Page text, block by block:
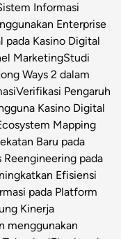
Informasi
Enterprise
pada Kasino Digital
MarketingStudi
Ways 2 dalam
Verifikasi Pengaruh
Kasino Digital
Mapping
Baru pada
Reengineering pada
Efisiensi
pada Platform
Kinerja
menggunakan